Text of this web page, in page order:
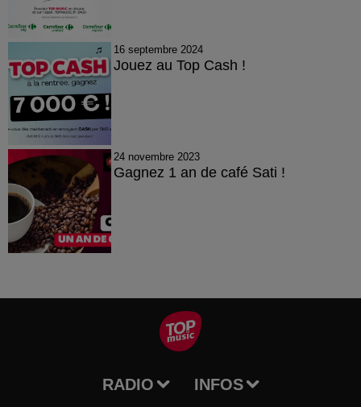
16 septembre 2024
Jouez au Top Cash !
24 novembre 2023
Gagnez 1 an de café Sati !
RADIO INFOS